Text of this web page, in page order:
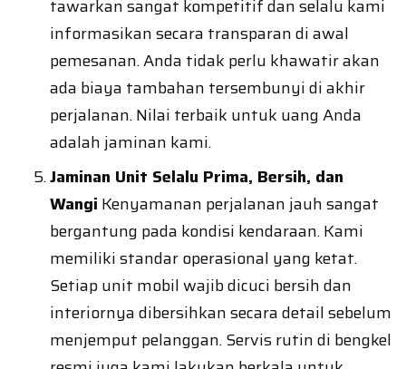
tawarkan sangat kompetitif dan selalu kami
informasikan secara transparan di awal
pemesanan. Anda tidak perlu khawatir akan
ada biaya tambahan tersembunyi di akhir
perjalanan. Nilai terbaik untuk uang Anda
adalah jaminan kami.
Jaminan Unit Selalu Prima, Bersih, dan
Wangi Kenyamanan perjalanan jauh sangat
bergantung pada kondisi kendaraan. Kami
memiliki standar operasional yang ketat.
Setiap unit mobil wajib dicuci bersih dan
interiornya dibersihkan secara detail sebelum
menjemput pelanggan. Servis rutin di bengkel